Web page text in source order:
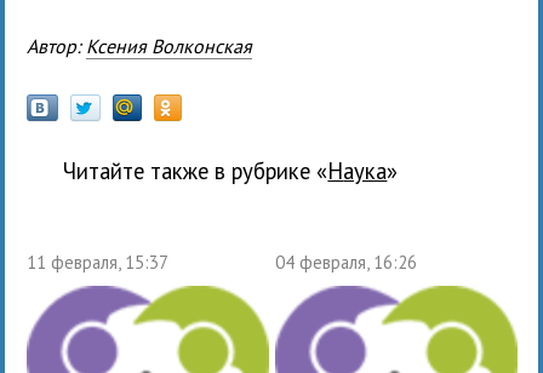
Автор: Ксения Волконская
Читайте также в рубрике « наука»
11 февраля, 15:37 04 февраля, 16:26